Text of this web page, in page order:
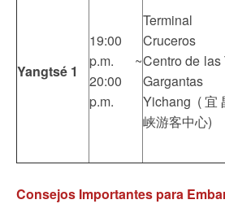
Yangtsé 1
19:00
p.m. ~
20:00
p.m.
Terminal
Cruceros
Centro de las
Yichang (宜
峡游客中心)
Consejos Importantes para